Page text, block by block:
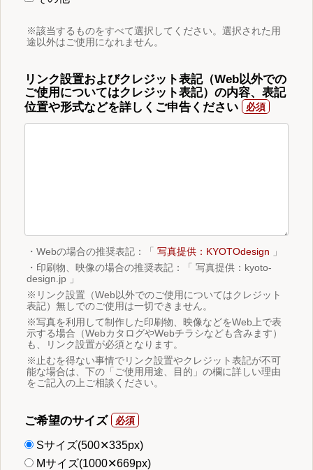
※該当するものをすべて選択してください。選択された用
途以外はご使用になれません。
リンク設置およびクレジット表記（Web以外での
ご使用についてはクレジット表記）の内容、表記
位置や形式などを詳しくご申告ください
・Webの場合の推奨表記：「 写真提供：KYOTOdesign 」
・印刷物、映像の場合の推奨表記：「 写真提供：kyoto-
design.jp 」
※リンク設置（Web以外でのご使用についてはクレジット
表記）無しでのご使用は一切できません。
※写真を利用して制作した印刷物、映像などをWeb上で表
示する場合（WebカタログやWebチラシなども含みます）
も、リンク設置が必須となります。
※止むを得ない事情でリンク設置やクレジット表記が不可
能な場合は、下の「ご使用用途、目的」の欄に詳しい理由
をご記入の上ご相談ください。
ご希望のサイズ
Sサイズ(500✕335px)
Mサイズ(1000✕669px)